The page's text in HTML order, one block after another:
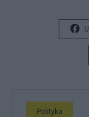
Polityka